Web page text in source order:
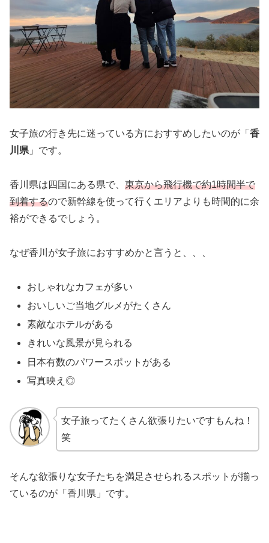
女子旅の行き先に迷っている方におすすめしたいのが「 香
川県」です。
香川県は四国にある県で、 東京から飛行機で約1時間半で
到着するので新幹線を使って行くエリアよりも時間的に余
裕ができるでしょう。
なぜ香川が女子旅におすすめかと言うと、、、
おしゃれなカフェが多い
おいしいご当地グルメがたくさん
素敵なホテルがある
きれいな風景が見られる
日本有数のパワースポットがある
写真映え◎
女子旅ってたくさん欲張りたいですもんね！
笑
そんな欲張りな女子たちを満足させられるスポットが揃っ
ているのが「香川県」です。